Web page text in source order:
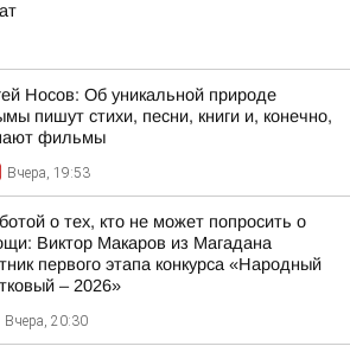
Носов: Об уникальной природе
пишут стихи, песни, книги и, конечно,
фильмы
Вчера, 19:53
о тех, кто не может попросить о
Виктор Макаров из Магадана
первого этапа конкурса «Народный
– 2026»
Вчера, 20:30